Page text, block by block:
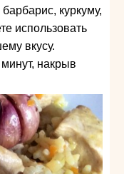
куркуму,
использовать
вкусу.
накрыв